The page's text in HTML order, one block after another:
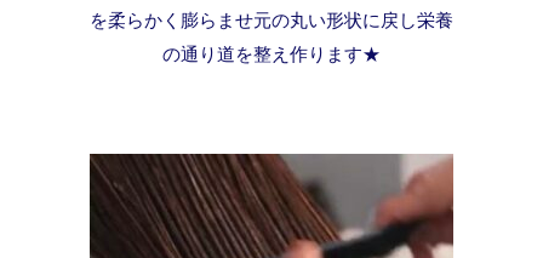
を柔らかく膨らませ元の丸い形状に戻し栄養
の通り道を整え作ります★